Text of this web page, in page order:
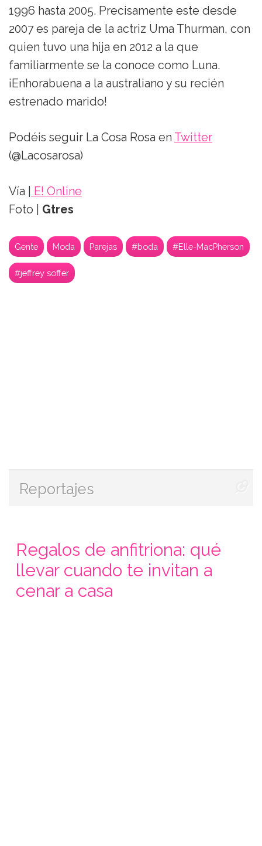
1996 hasta 2005. Precisamente este desde
2007 es pareja de la actriz Uma Thurman, con
quien tuvo una hija en 2012 a la que
familiarmente se la conoce como Luna.
¡Enhorabuena a la australiano y su recién
estrenado marido!
Podéis seguir La Cosa Rosa en Twitter
(@Lacosarosa)
Vía |
E! Online
Foto | Gtres
Gente Moda Parejas #boda #Elle-MacPherson
#jeffrey soffer
Reportajes
Regalos de anfitriona: qué
llevar cuando te invitan a
cenar a casa